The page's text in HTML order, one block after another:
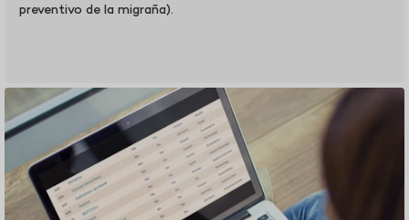
preventivo de la migraña).